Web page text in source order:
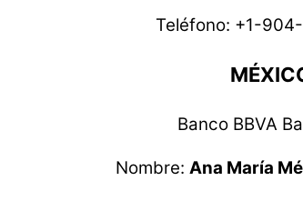
Teléfono: +1-
Banco BBVA
Nombre: Ana María